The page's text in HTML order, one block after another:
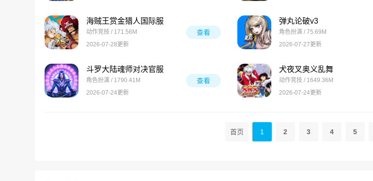
海贼王赏金猎人国际服
动作竞技 / 171.56M
2026-07-28更新
查看
弹丸论破v3
角色扮演 / 75.69M
2026-07-27更新
斗罗大陆魂师对决官服
角色扮演 / 1790.41M
2026-07-24更新
查看
犬夜叉奥义乱舞
动作竞技 / 1649.36M
2026-07-24更新
首页 1 2 3 4 5